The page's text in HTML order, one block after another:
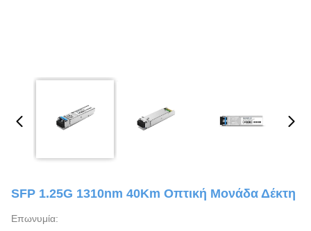
SFP 1.25G 1310nm 40Km Οπτική Μονάδα Δέκτη
Επωνυμία: